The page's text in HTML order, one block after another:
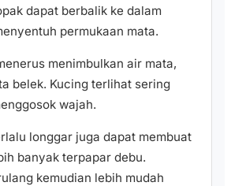
dapat berbalik ke dalam
permukaan mata.
menimbulkan air mata,
belek. Kucing terlihat sering
wajah.
longgar juga dapat membuat
banyak terpapar debu.
kemudian lebih mudah